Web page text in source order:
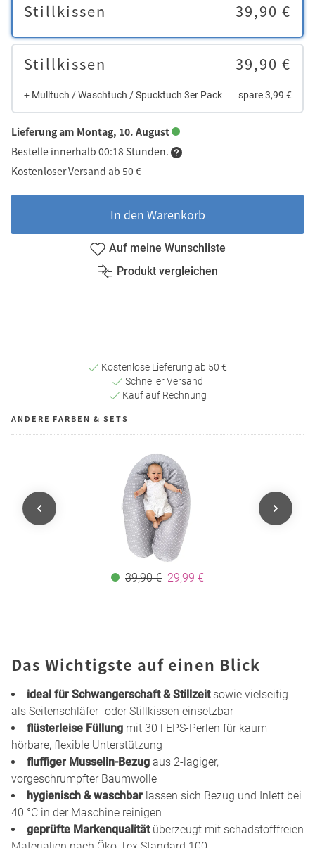
Stillkissen 39,90 €
Stillkissen
+ Mulltuch / Waschtuch / Spucktuch 3er Pack
39,90 €
spare 3,99 €
Lieferung am Montag, 10. August
Bestelle innerhalb 00:18 Stunden.
Kostenloser Versand ab 50 €
In den Warenkorb
Auf meine Wunschliste
Produkt vergleichen
Kostenlose Lieferung ab 50 €
Schneller Versand
Kauf auf Rechnung
ANDERE FARBEN & SETS
39,90 € 29,99 €
Das Wichtigste auf einen Blick
ideal für Schwangerschaft & Stillzeitsowie vielseitig
als Seitenschläfer- oder Stillkissen einsetzbar
flüsterleise Füllung mit 30 l EPS-Perlen für kaum
hörbare, flexible Unterstützung
fluffiger Musselin-Bezug aus 2-lagiger,
vorgeschrumpfter Baumwolle
hygienisch & waschbar lassen sich Bezug und Inlett bei
40 °C in der Maschine reinigen
geprüfte Markenqualitätüberzeugt mit schadstofffreien